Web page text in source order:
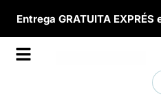
Entrega GRATUITA